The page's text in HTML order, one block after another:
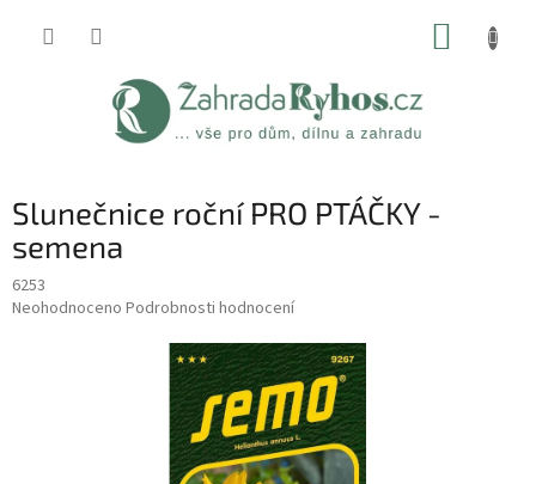
Slunečnice roční PRO PTÁČKY -
semena
6253
Průměrné
Neohodnoceno Podrobnosti hodnocení